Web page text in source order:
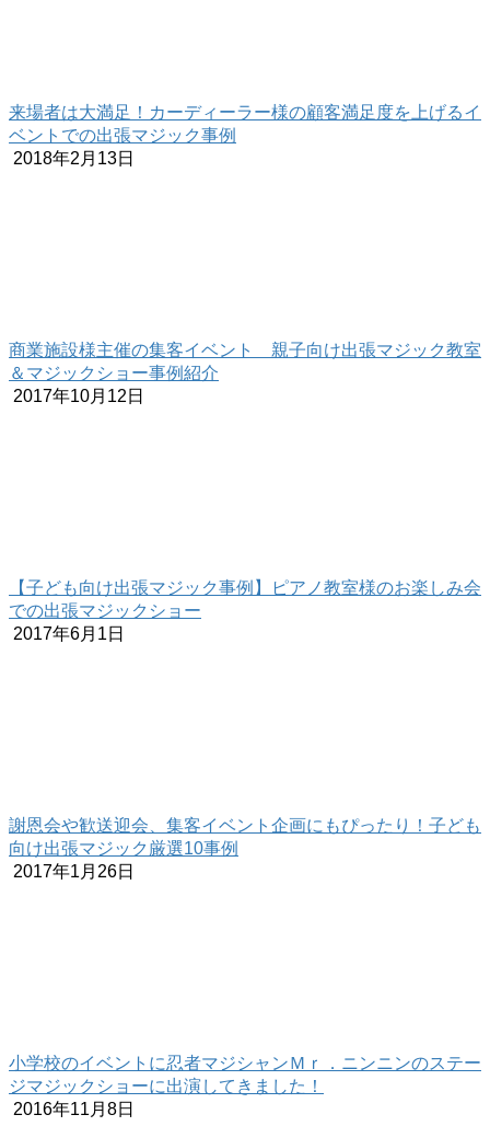
来場者は大満足！カーディーラー様の顧客満足度を上げるイ
ベントでの出張マジック事例
2018年2月13日
商業施設様主催の集客イベント 親子向け出張マジック教室
＆マジックショー事例紹介
2017年10月12日
【子ども向け出張マジック事例】ピアノ教室様のお楽しみ会
での出張マジックショー
2017年6月1日
謝恩会や歓送迎会、集客イベント企画にもぴったり！子ども
向け出張マジック厳選10事例
2017年1月26日
小学校のイベントに忍者マジシャンＭｒ．ニンニンのステー
ジマジックショーに出演してきました！
2016年11月8日